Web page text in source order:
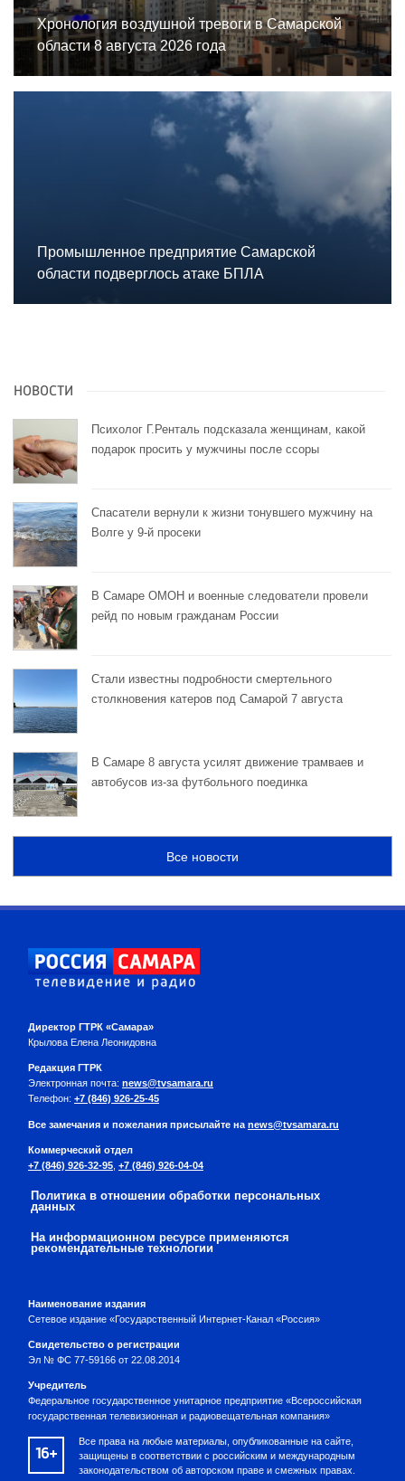
Хронология воздушной тревоги в Самарской
области 8 августа 2026 года
Промышленное предприятие Самарской
области подверглось атаке БПЛА
НОВОСТИ
Психолог Г.Ренталь подсказала женщинам, какой
подарок просить у мужчины после ссоры
Спасатели вернули к жизни тонувшего мужчину на
Волге у 9-й просеки
В Самаре ОМОН и военные следователи провели
рейд по новым гражданам России
Стали известны подробности смертельного
столкновения катеров под Самарой 7 августа
В Самаре 8 августа усилят движение трамваев и
автобусов из-за футбольного поединка
Все новости
Директор ГТРК «Самара»
Крылова Елена Леонидовна
Редакция ГТРК
Электронная почта: news@tvsamara.ru
Телефон: +7 (846) 926-25-45
Все замечания и пожелания присылайте на news@tvsamara.ru
Коммерческий отдел
+7 (846) 926-32-95 +7 (846) 926-04-04
Политика в отношении обработки персональных
данных
На информационном ресурсе применяются
рекомендательные технологии
Наименование издания
Сетевое издание «Государственный Интернет-Канал «Россия»
Свидетельство о регистрации
Эл № ФС 77-59166 от 22.08.2014
Учредитель
Федеральное государственное унитарное предприятие «Всероссийская
государственная телевизионная и радиовещательная компания»
16+
Все права на любые материалы, опубликованные на сайте,
защищены в соответствии с российским и международным
законодательством об авторском праве и смежных правах.